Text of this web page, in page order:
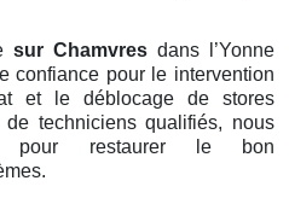
sur Chamvres dans l’Yonne
confiance pour le intervention
et le déblocage de stores
techniciens qualifiés, nous
pour restaurer le bon